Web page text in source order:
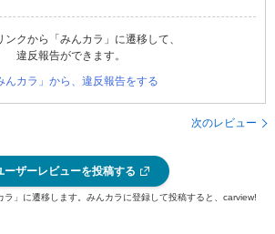
ンクから「みんカラ」に遷移して、
違反報告ができます。
んカラ」から、違反報告をする
次のレビュー
ーザーレビューを投稿する
」に遷移します。みんカラに登録して投稿すると、carview!